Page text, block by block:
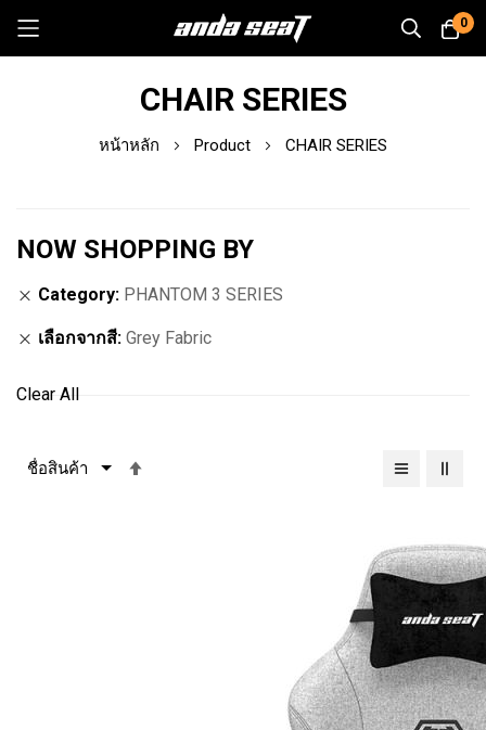
0
CHAIR SERIES
หน้าหลัก Product CHAIR SERIES
NOW SHOPPING BY
Category PHANTOM 3 SERIES
เลือกจากสี Grey Fabric
Clear All